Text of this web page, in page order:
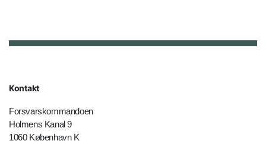
Kontakt
Forsvarskommandoen
Holmens Kanal 9
1060 København K